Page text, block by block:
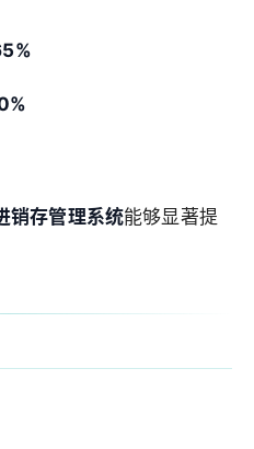
销存管理系统能够显著提